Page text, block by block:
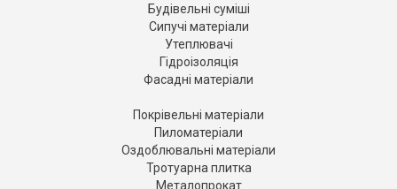
Будівельні суміші
Сипучі матеріали
Утеплювачі
Гідроізоляція
Фасадні матеріали
Покрівельні матеріали
Пиломатеріали
Оздоблювальні матеріали
Тротуарна плитка
Металопрокат